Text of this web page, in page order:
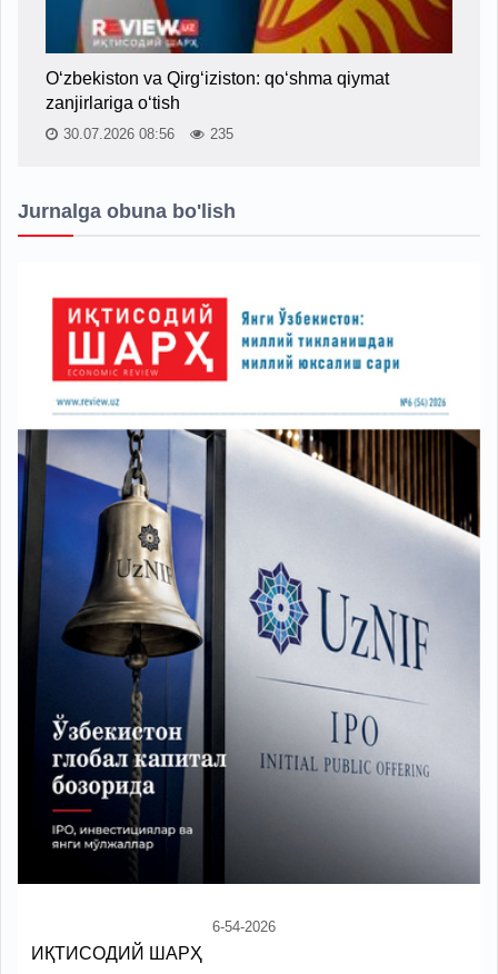
O‘zbekiston va Qirg‘iziston: qo‘shma qiymat
zanjirlariga o‘tish
30.07.2026 08:56 235
Jurnalga obuna bo'lish
6-54-2026
ИҚТИСОДИЙ ШАРҲ